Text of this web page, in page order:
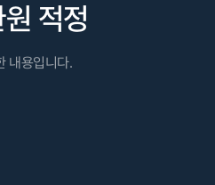
적정
내용입니다.